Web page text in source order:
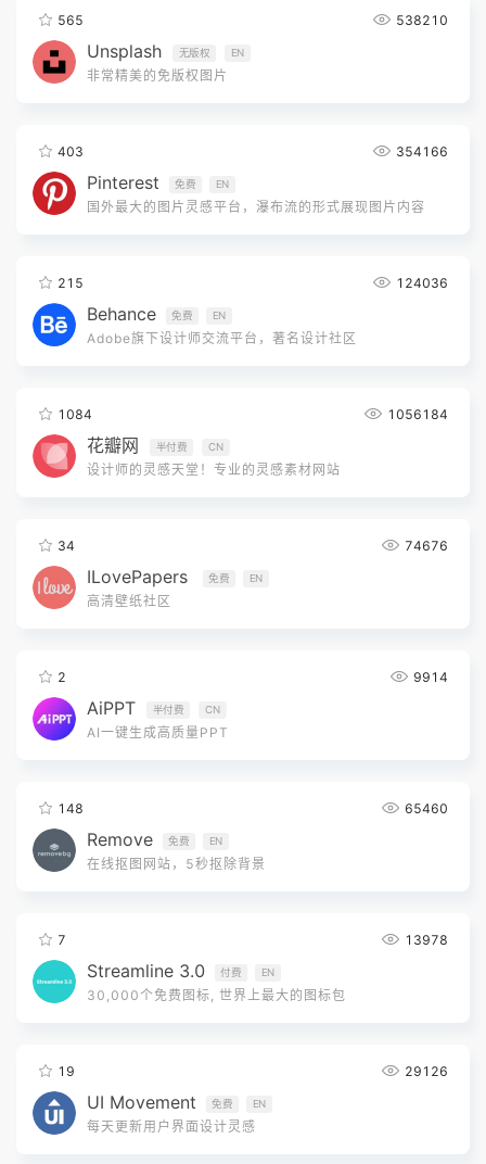
565 538210
Unsplash 无版权 EN
非常精美的免版权图片
403 354166
Pinterest 免费 EN
国外最大的图片灵感平台，瀑布流的形式展现图片内容
215 124036
Behance 免费 EN
Adobe旗下设计师交流平台，著名设计社区
1084 1056184
花瓣网 半付费 CN
设计师的灵感天堂！专业的灵感素材网站
34 74676
ILovePapers 免费 EN
高清壁纸社区
2 9914
AiPPT 半付费 CN
AI一键生成高质量PPT
148 65460
Remove 免费 EN
在线抠图网站，5秒抠除背景
7 13978
Streamline 3.0 付费 EN
30,000个免费图标, 世界上最大的图标包
19 29126
UI Movement 免费 EN
每天更新用户界面设计灵感